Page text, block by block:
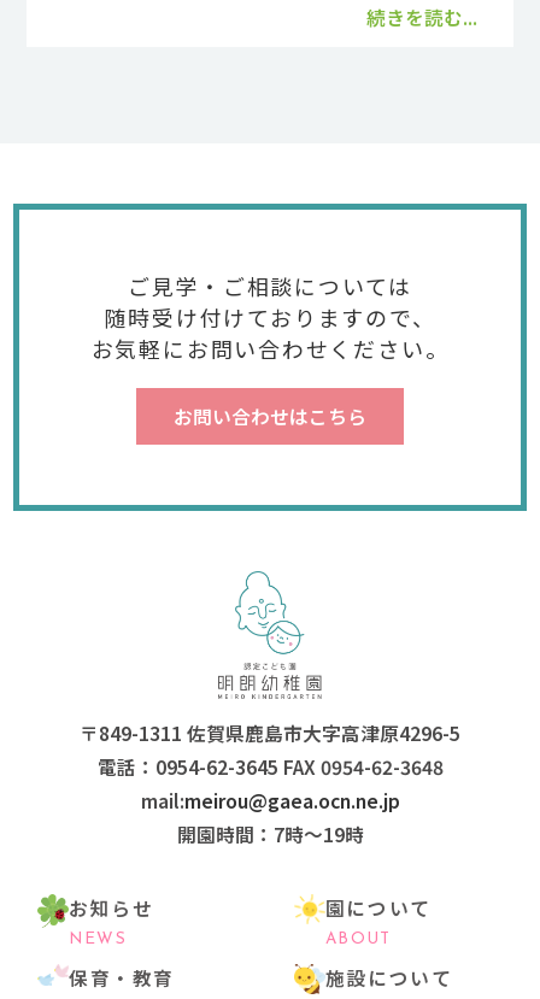
続きを読む...
ご見学・ご相談については
随時受け付けておりますので、
お気軽にお問い合わせください。
お問い合わせはこちら
〒849-1311 佐賀県鹿島市大字高津原4296-5
電話：0954-62-3645 FAX 0954-62-3648
mail:meirou@gaea.ocn.ne.jp
開園時間：7時〜19時
お知らせ
NEWS
園について
ABOUT
保育・教育 施設について